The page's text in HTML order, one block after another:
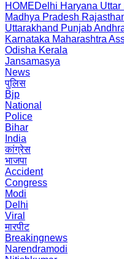
HOMEDelhi Haryana Uttar
Madhya Pradesh
Uttarakhand Punjab
Karnataka Maharashtra
Odisha Kerala
Jansamasya
News
पुलिस
Bjp
National
Police
Bihar
India
कांग्रेस
भाजपा
Accident
Congress
Modi
Delhi
Viral
मारपीट
Breakingnews
Narendramodi